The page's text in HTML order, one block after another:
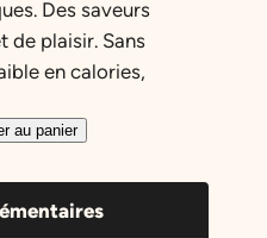
Des saveurs
de plaisir. Sans
en calories,
au panier